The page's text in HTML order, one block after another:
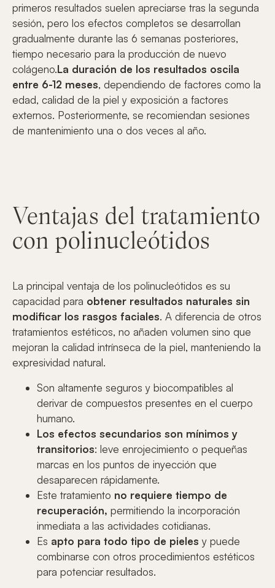
primeros resultados suelen apreciarse tras la segunda
sesión, pero los efectos completos se desarrollan
gradualmente durante las 6 semanas posteriores,
tiempo necesario para la producción de nuevo
colágeno.La duración de los resultados oscila
entre 6-12 meses, dependiendo de factores como la
edad, calidad de la piel y exposición a factores
externos. Posteriormente, se recomiendan sesiones
de mantenimiento una o dos veces al año.
Ventajas del tratamiento
con polinucleótidos
La principal ventaja de los polinucleótidos es su
capacidad para obtener resultados naturales sin
modificar los rasgos faciales. A diferencia de otros
tratamientos estéticos, no añaden volumen sino que
mejoran la calidad intrínseca de la piel, manteniendo la
expresividad natural.
Son altamente seguros y biocompatibles al
derivar de compuestos presentes en el cuerpo
humano.
Los efectos secundarios son mínimos y
transitorios: leve enrojecimiento o pequeñas
marcas en los puntos de inyección que
desaparecen rápidamente.
Este tratamiento no requiere tiempo de
recuperación, permitiendo la incorporación
inmediata a las actividades cotidianas.
Es apto para todo tipo de pieles y puede
combinarse con otros procedimientos estéticos
para potenciar resultados.